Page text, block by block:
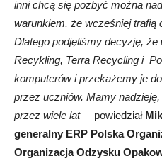
inni chcą się pozbyć można
warunkiem, że wcześniej trafią
Dlatego podjęliśmy decyzję, że
Recykling, Terra Recycling i
komputerów i przekażemy je
przez uczniów. Mamy
przez wiele lat – powiedział
generalny ERP Polska
Organizacja Odzysku